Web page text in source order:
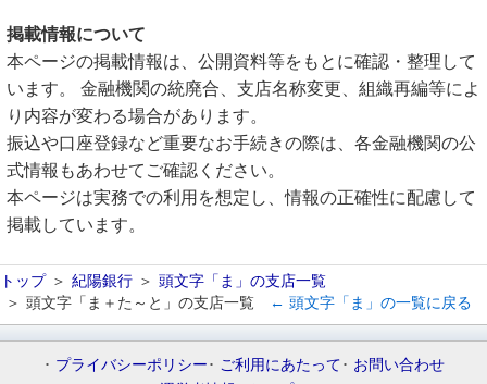
掲載情報について
本ページの掲載情報は、公開資料等をもとに確認・整理して
います。 金融機関の統廃合、支店名称変更、組織再編等によ
り内容が変わる場合があります。
振込や口座登録など重要なお手続きの際は、各金融機関の公
式情報もあわせてご確認ください。
本ページは実務での利用を想定し、情報の正確性に配慮して
掲載しています。
トップ 紀陽銀行
頭文字「ま」の支店一覧
頭文字「ま＋た～と」の支店一覧
← 頭文字「ま」の一覧に戻る
プライバシーポリシー ご利用にあたって
お問い合わせ